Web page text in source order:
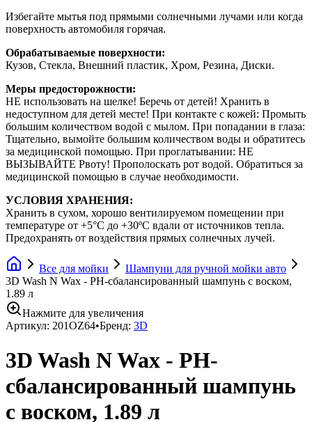
Избегайте мытья под прямыми солнечными лучами или когда
поверхность автомобиля горячая.
Обрабатываемые поверхности:
Кузов, Стекла, Внешний пластик, Хром, Резина, Диски.
Меры предосторожности:
НЕ использовать на шелке! Беречь от детей! Хранить в
недоступном для детей месте! При контакте с кожей: Промыть
большим количеством водой с мылом. При попадании в глаза:
Тщательно, вымойте большим количеством воды и обратитесь
за медицинской помощью. При проглатывании: НЕ
ВЫЗЫВАЙТЕ Рвоту! Прополоскать рот водой. Обратиться за
медицинской помощью в случае необходимости.
УСЛОВИЯ ХРАНЕНИЯ:
Хранить в сухом, хорошо вентилируемом помещении при
температуре от +5°С до +30ºC вдали от источников тепла.
Предохранять от воздействия прямых солнечных лучей.
Все для мойки
Шампуни для ручной мойки авто
3D Wash N Wax - РH-сбалансированный шампунь с воском,
1.89 л
Нажмите для увеличения
Артикул: 201OZ64•Бренд: 3D
3D Wash N Wax - РH-
сбалансированный шампунь
с воском, 1.89 л